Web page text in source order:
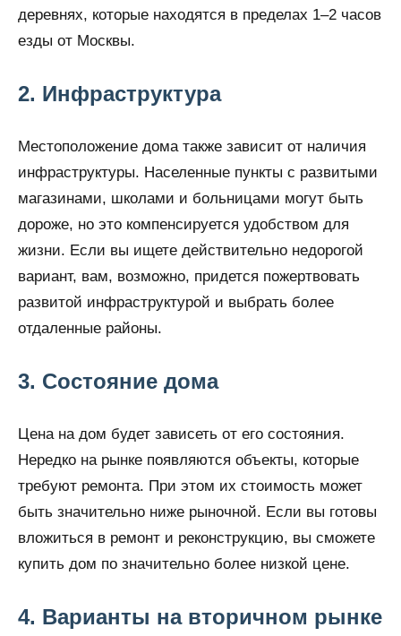
деревнях, которые находятся в пределах 1–2 часов
езды от Москвы.
2. Инфраструктура
Местоположение дома также зависит от наличия
инфраструктуры. Населенные пункты с развитыми
магазинами, школами и больницами могут быть
дороже, но это компенсируется удобством для
жизни. Если вы ищете действительно недорогой
вариант, вам, возможно, придется пожертвовать
развитой инфраструктурой и выбрать более
отдаленные районы.
3. Состояние дома
Цена на дом будет зависеть от его состояния.
Нередко на рынке появляются объекты, которые
требуют ремонта. При этом их стоимость может
быть значительно ниже рыночной. Если вы готовы
вложиться в ремонт и реконструкцию, вы сможете
купить дом по значительно более низкой цене.
4. Варианты на вторичном рынке